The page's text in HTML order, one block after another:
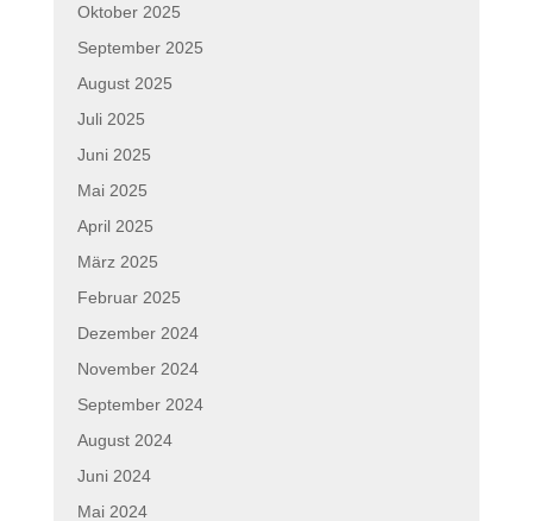
Oktober 2025
September 2025
August 2025
Juli 2025
Juni 2025
Mai 2025
April 2025
März 2025
Februar 2025
Dezember 2024
November 2024
September 2024
August 2024
Juni 2024
Mai 2024